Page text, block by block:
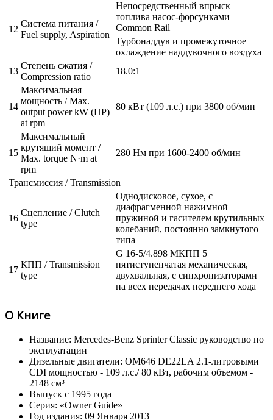
12
Система питания /
Fuel supply, Aspiration
Непосредственный впрыск
топлива насос-форсунками
Common Rail
Турбонаддув и промежуточное
охлаждение наддувочного воздуха
13
Степень сжатия /
Compression ratio
18.0:1
14
Максимальная
мощность / Max.
output power kW (HP)
at rpm
80 кВт (109 л.с.) при 3800 об/мин
15
Максимальный
крутящий момент /
Max. torque N·m at
rpm
280 Нм при 1600-2400 об/мин
Трансмиссия / Transmission
16
Сцепление / Clutch
type
Однодисковое, сухое, с
диафрагменной нажимной
пружиной и гасителем крутильных
колебаний, постоянно замкнутого
типа
17
КПП / Transmission
type
G 16-5/4.898 МКПП 5
пятиступенчатая механическая,
двухвальная, с синхронизаторами
на всех передачах переднего хода
О Книге
Название: Mercedes-Benz Sprinter Classic руководство по
эксплуатации
Дизельные двигатели: OM646 DE22LA 2.1-литровыми
CDI мощностью - 109 л.с./ 80 кВт, рабочим объемом -
2148 см³
Выпуск с 1995 года
Серия: «Owner Guide»
Год издания: 09 Января 2013